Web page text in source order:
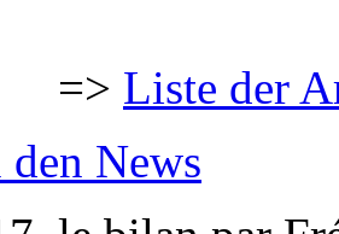
=> Liste der
News